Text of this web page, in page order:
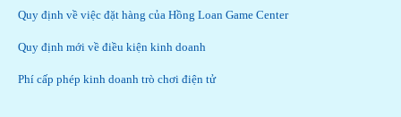
Quy định về việc đặt hàng của Hồng Loan Game Center
Quy định mới về điều kiện kinh doanh
Phí cấp phép kinh doanh trò chơi điện tử